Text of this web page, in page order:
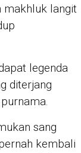
makhluk langit
legenda
diterjang
sang
kembali